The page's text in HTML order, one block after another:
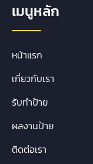
เมนูหลัก
หน้าแรก
เกี่ยวกับเรา
รับทำป้าย
ผลงานป้าย
ติดต่อเรา